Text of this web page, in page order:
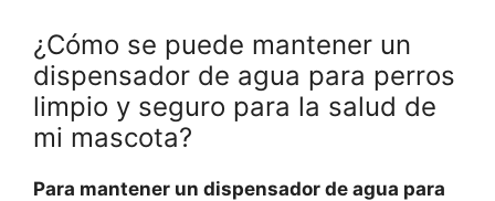
¿Cómo se puede mantener un
dispensador de agua para perros
limpio y seguro para la salud de
mi mascota?
Para mantener un dispensador de agua para